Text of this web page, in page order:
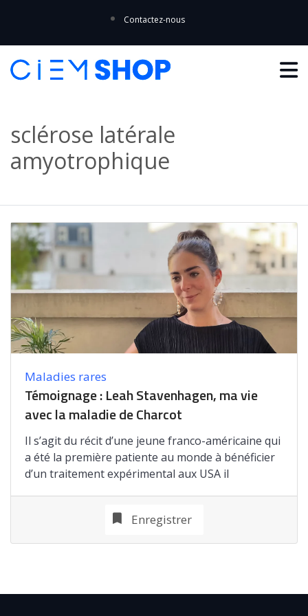
Contactez-nous
sclérose latérale
amyotrophique
Maladies rares
Témoignage : Leah Stavenhagen, ma vie
avec la maladie de Charcot
Il s’agit du récit d’une jeune franco-américaine qui
a été la première patiente au monde à bénéficier
d’un traitement expérimental aux USA il
Enregistrer